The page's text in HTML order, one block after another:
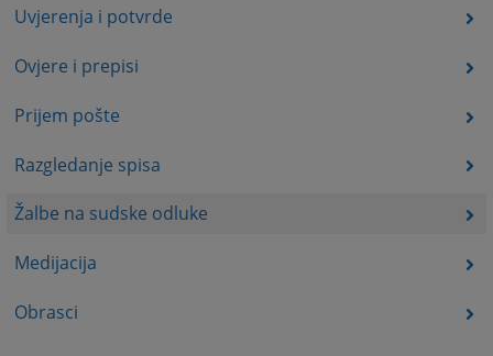
Uvjerenja i potvrde
Ovjere i prepisi
Prijem pošte
Razgledanje spisa
Žalbe na sudske odluke
Medijacija
Obrasci